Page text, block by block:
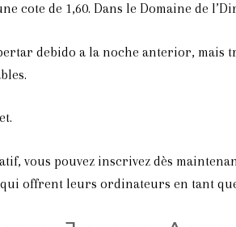
cote de 1,60. Dans le Domaine de
debido a la noche anterior,
vous pouvez inscrivez dès
offrent leurs ordinateurs en tant